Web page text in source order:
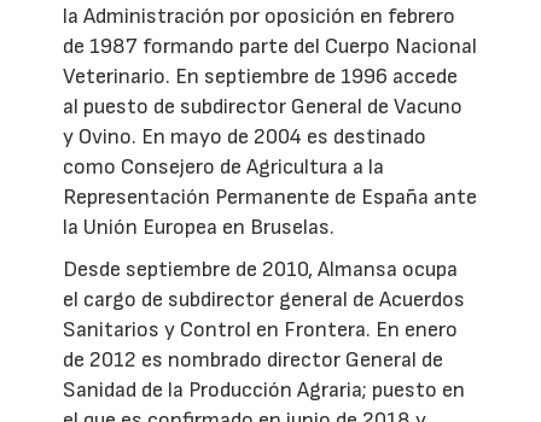
la Administración por oposición en febrero
de 1987 formando parte del Cuerpo Nacional
Veterinario. En septiembre de 1996 accede
al puesto de subdirector General de Vacuno
y Ovino. En mayo de 2004 es destinado
como Consejero de Agricultura a la
Representación Permanente de España ante
la Unión Europea en Bruselas.
Desde septiembre de 2010, Almansa ocupa
el cargo de subdirector general de Acuerdos
Sanitarios y Control en Frontera. En enero
de 2012 es nombrado director General de
Sanidad de la Producción Agraria; puesto en